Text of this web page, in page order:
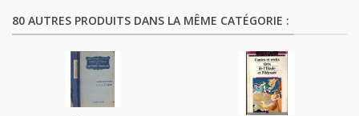
80 AUTRES PRODUITS DANS LA MÊME CATÉGORIE :